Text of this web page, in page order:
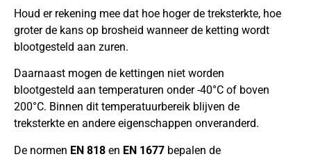
Houd er rekening mee dat hoe hoger de treksterkte, hoe
groter de kans op brosheid wanneer de ketting wordt
blootgesteld aan zuren.
Daarnaast mogen de kettingen niet worden
blootgesteld aan temperaturen onder -40°C of boven
200°C. Binnen dit temperatuurbereik blijven de
treksterkte en andere eigenschappen onveranderd.
De normen EN 818 en EN 1677 bepalen de